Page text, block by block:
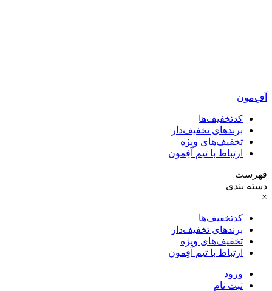
آفِ‌مون
کدتخفیف‌ها
برندهای تخفیف‌دار
تخفیف‌های ویژه
ارتباط با تیم آفِمون
فهرست
دسته بندی
×
کدتخفیف‌ها
برندهای تخفیف‌دار
تخفیف‌های ویژه
ارتباط با تیم آفِمون
ورود
ثبت نام